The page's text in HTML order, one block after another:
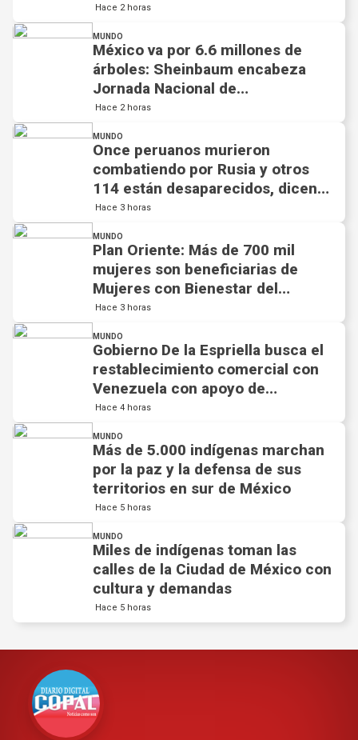
Hace 2 horas
MUNDO
México va por 6.6 millones de
árboles: Sheinbaum encabeza
Jornada Nacional de
Reforestación 2026
Hace 2 horas
MUNDO
Once peruanos murieron
combatiendo por Rusia y otros
114 están desaparecidos, dicen
autoridades de Perú
Hace 3 horas
MUNDO
Plan Oriente: Más de 700 mil
mujeres son beneficiarias de
Mujeres con Bienestar del
Gobierno de México y del Edoméx
Hace 3 horas
MUNDO
Gobierno De la Espriella busca el
restablecimiento comercial con
Venezuela con apoyo de
empresarios antioqueños
Hace 4 horas
MUNDO
Más de 5.000 indígenas marchan
por la paz y la defensa de sus
territorios en sur de México
Hace 5 horas
MUNDO
Miles de indígenas toman las
calles de la Ciudad de México con
cultura y demandas
Hace 5 horas